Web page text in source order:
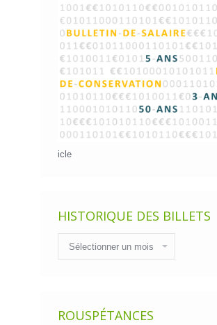
icle
HISTORIQUE DES BILLETS
des
billets
ROUSPÉTANCES